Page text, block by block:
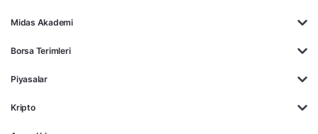
Midas Akademi
Borsa Terimleri
Piyasalar
Kripto